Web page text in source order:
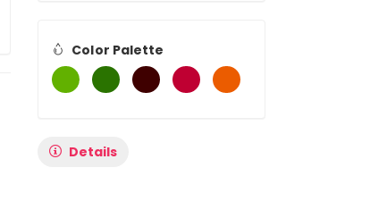
Color Palette
Details